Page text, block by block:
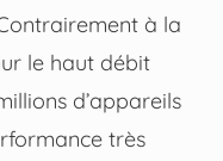
à la
le haut débit
d’appareils
très